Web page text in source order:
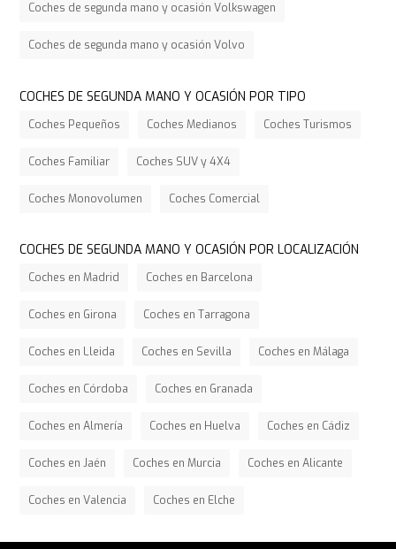
Coches de segunda mano y ocasión Volkswagen
Coches de segunda mano y ocasión Volvo
COCHES DE SEGUNDA MANO Y OCASIÓN POR TIPO
Coches Pequeños Coches Medianos Coches Turismos
Coches Familiar Coches SUV y 4X4
Coches Monovolumen Coches Comercial
COCHES DE SEGUNDA MANO Y OCASIÓN POR LOCALIZACIÓN
Coches en Madrid Coches en Barcelona
Coches en Girona Coches en Tarragona
Coches en Lleida Coches en Sevilla Coches en Málaga
Coches en Córdoba Coches en Granada
Coches en Almería Coches en Huelva Coches en Cádiz
Coches en Jaén Coches en Murcia Coches en Alicante
Coches en Valencia Coches en Elche